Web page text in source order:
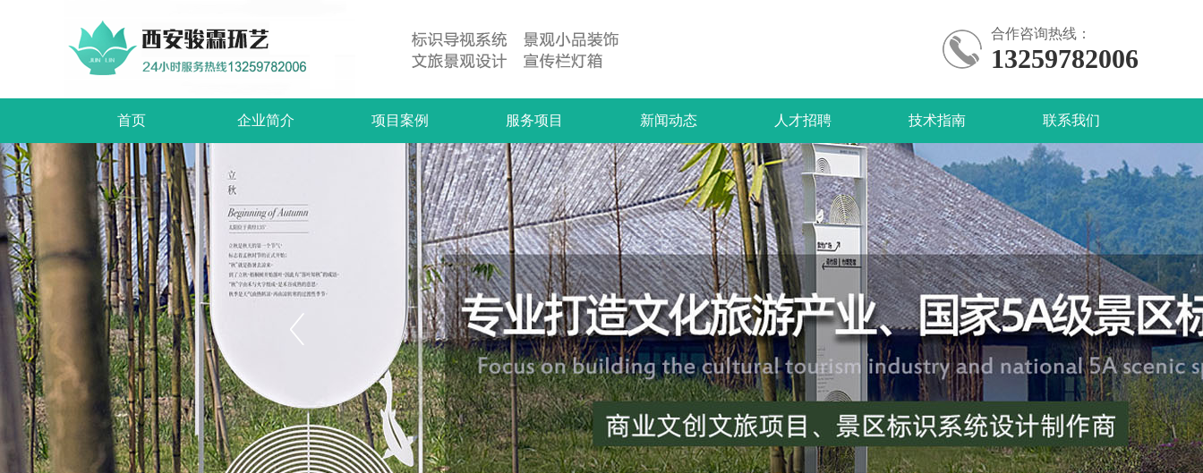
合作咨询热线：
13259782006
首页 企业简介 项目案例 服务项目 新闻动态 人才招聘 技术指南 联系我们